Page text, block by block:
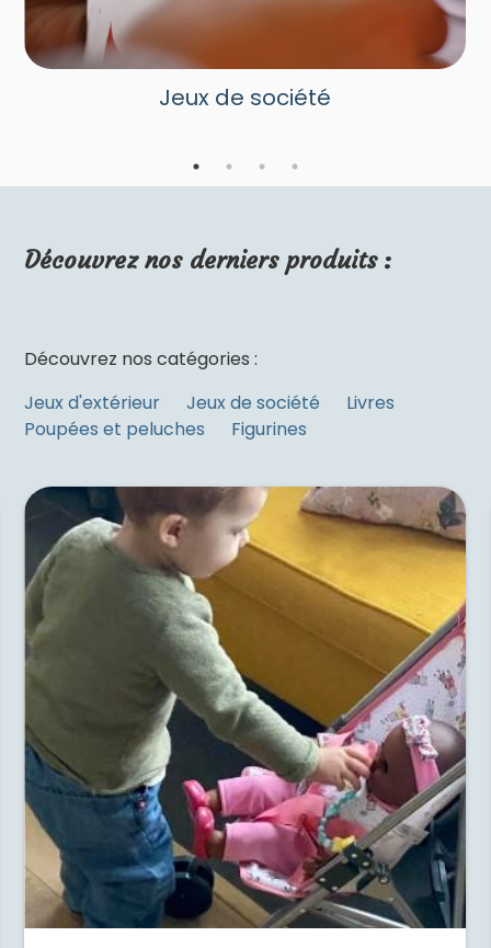
Jeux de société
Découvrez nos derniers produits :
Découvrez nos catégories :
Jeux d'extérieur
Jeux de société
Livres
Poupées et peluches
Figurines